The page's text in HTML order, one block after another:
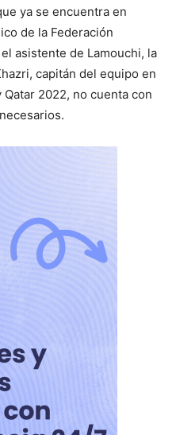
ya se encuentra en
de la Federación
asistente de Lamouchi, la
capitán del equipo en
2022, no cuenta con